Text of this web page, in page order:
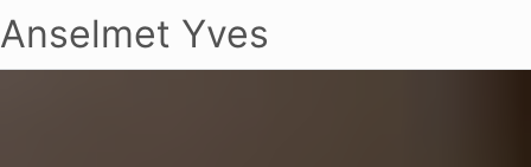
Anselmet Yves